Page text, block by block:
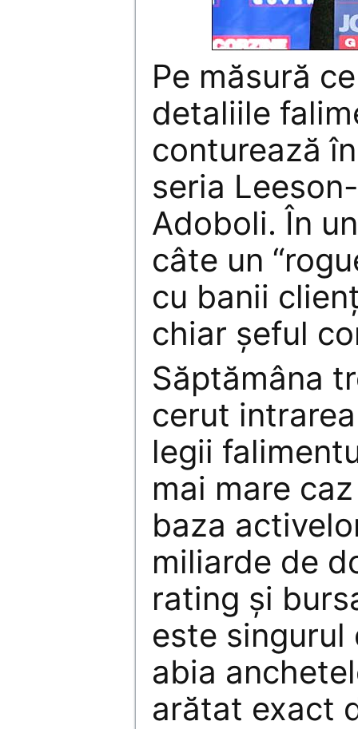
Pe măsură
detaliile
conturează
seria
Adoboli. În
câte un
cu banii
chiar şeful
Săptămâna
cerut
legii
mai mare
baza
miliarde de
rating şi
este
abia
arătat exact